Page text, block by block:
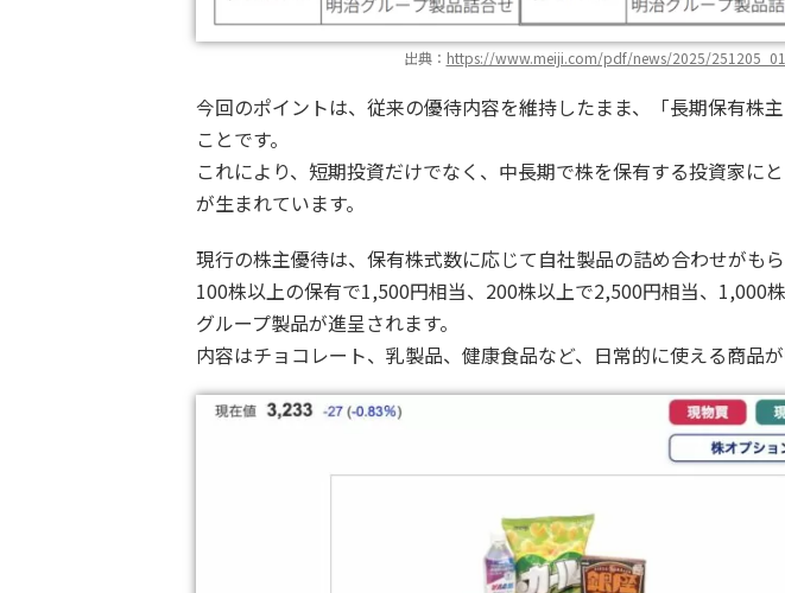
出典： https://www.meiji.com/pdf/news/2025/
今回のポイントは、従来の優待内容を維持したまま、「長期保有株
ことです。
これにより、短期投資だけでなく、中長期で株を保有する投資家に
が生まれています。
現行の株主優待は、保有株式数に応じて自社製品の詰め合わせがもら
100株以上の保有で1,500円相当、200株以上で2,500円相当、1,000
グループ製品が進呈されます。
内容はチョコレート、乳製品、健康食品など、日常的に使える商品が